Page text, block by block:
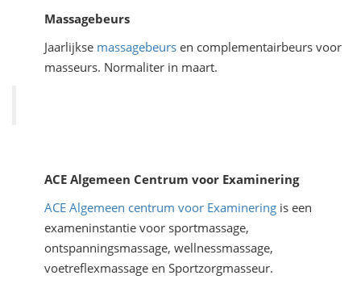
Massagebeurs
Jaarlijkse massagebeurs en complementairbeurs voor
masseurs. Normaliter in maart.
ACE Algemeen Centrum voor Examinering
ACE Algemeen centrum voor Examinering is een
exameninstantie voor sportmassage,
ontspanningsmassage, wellnessmassage,
voetreflexmassage en Sportzorgmasseur.